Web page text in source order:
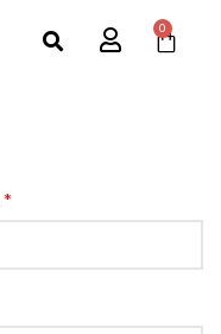
0
*